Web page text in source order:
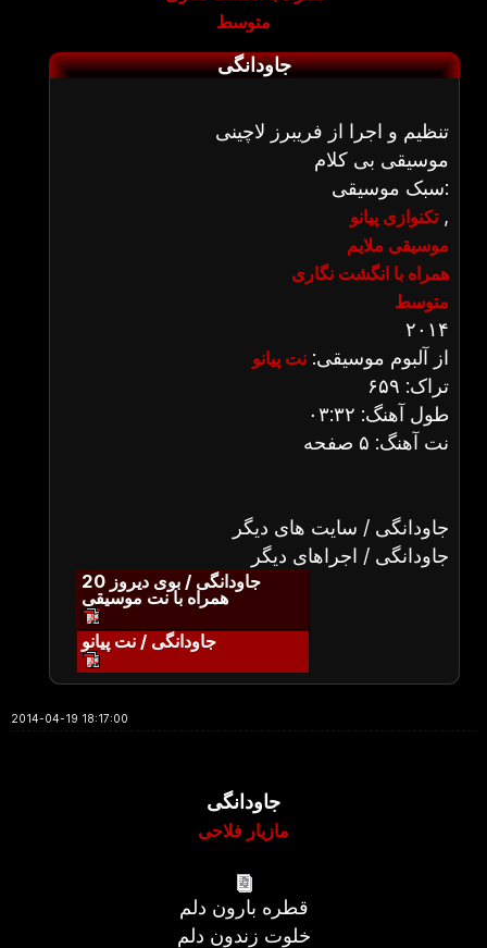
متوسط
جاودانگی
تنظیم و اجرا از فریبرز لاچینی
موسیقی بی کلام
سبک موسیقی:
تکنوازی پیانو,
موسیقی ملایم
همراه با انگشت نگاری
متوسط
۲۰۱۴
از آلبوم موسیقی: نت پیانو
تراک: ۶۵۹
طول آهنگ: ۰۳:۳۲
نت آهنگ: ۵ صفحه
جاودانگی / سایت های دیگر
جاودانگی / اجراهای دیگر
جاودانگی / بوی دیروز 20
همراه با نت موسیقی
جاودانگی / نت پیانو
2014-04-19 18:17:00
جاودانگی
مازیار فلاحی
قطره بارون دلم
خلوت زندون دلم